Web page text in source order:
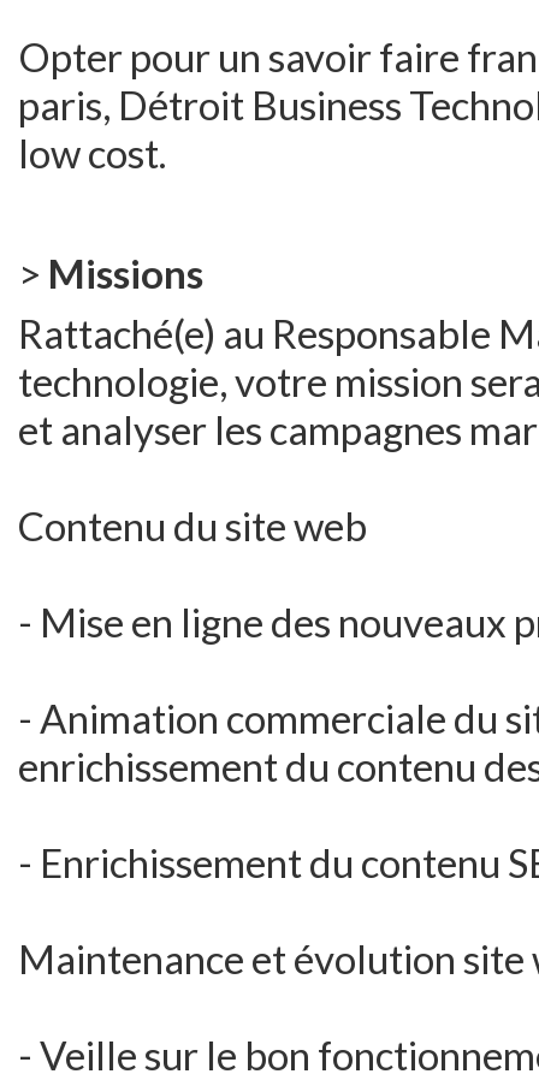
Opter pour un savoir faire
paris, Détroit Business
low cost.
> Missions
Rattaché(e) au Responsable
technologie, votre mission
et analyser les campagnes
Contenu du site web
- Mise en ligne des nouveaux
- Animation commerciale du
enrichissement du contenu
- Enrichissement du contenu
Maintenance et évolution site
- Veille sur le bon